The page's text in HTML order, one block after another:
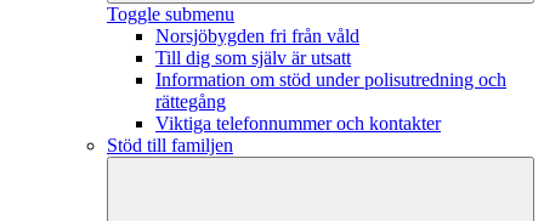
Toggle submenu
Norsjöbygden fri från våld
Till dig som själv är utsatt
Information om stöd under polisutredning och
rättegång
Viktiga telefonnummer och kontakter
Stöd till familjen